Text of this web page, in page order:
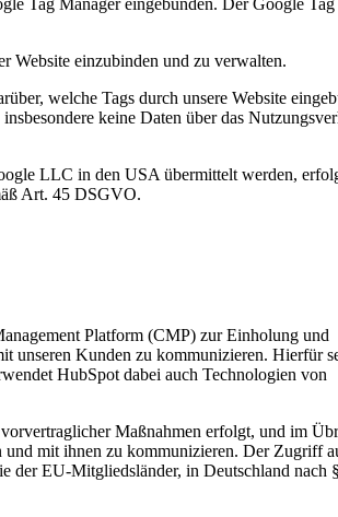
Website einzubinden und zu verwalten.
welche Tags durch unsere Website
keine Daten über das
LLC in den USA übermittelt werden,
Art. 45 DSGVO.
Platform (CMP) zur Einholung und
unseren Kunden zu kommunizieren. Hierfür
HubSpot dabei auch Technologien von
Maßnahmen erfolgt, und im
und mit ihnen zu kommunizieren. Der Zugriff
der EU-Mitgliedsländer, in Deutschland nach